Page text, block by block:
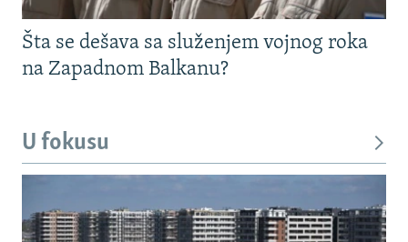
Šta se dešava sa služenjem vojnog roka
na Zapadnom Balkanu?
U fokusu